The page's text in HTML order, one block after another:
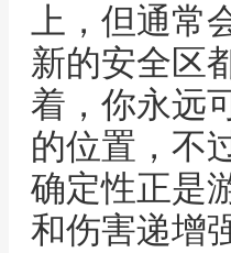
上，但通
新的安全区
着，你永远
的位置，不
确定性正是
和伤害递增